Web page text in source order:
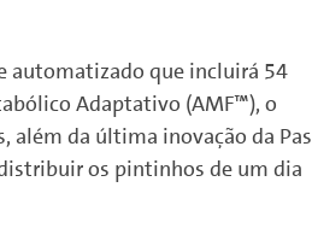
automatizado que incluirá 54
Adaptativo (AMF™), o
além da última inovação da Pas
os pintinhos de um dia